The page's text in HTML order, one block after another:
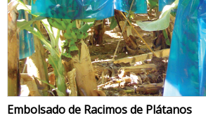
Embolsado de Racimos de Plátanos